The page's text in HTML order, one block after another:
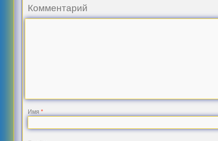
Комментарий
Имя*